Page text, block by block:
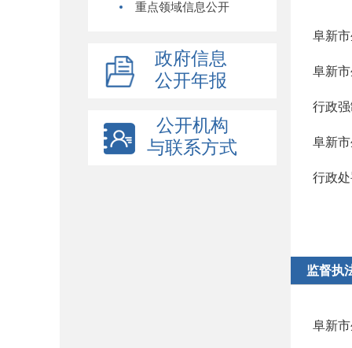
重点领域信息公开
政府信息
公开年报
公开机构
与联系方式
阜新
阜新
行政
阜新
行政
监督执
阜新